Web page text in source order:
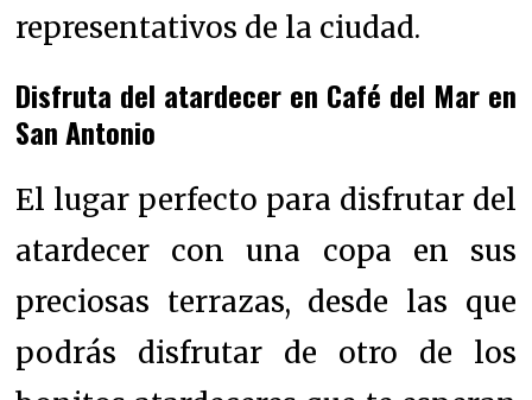
representativos de la ciudad.
Disfruta del atardecer en Café del Mar en
San Antonio
El lugar perfecto para disfrutar del
atardecer con una copa en sus
preciosas terrazas, desde las que
podrás disfrutar de otro de los